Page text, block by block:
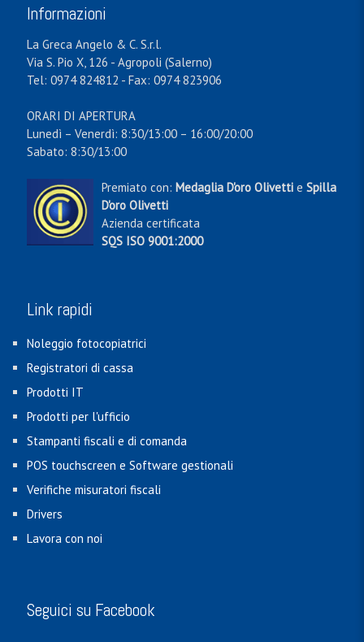
Informazioni
La Greca Angelo & C. S.r.l.
Via S. Pio X, 126 - Agropoli (Salerno)
Tel: 0974 824812 - Fax: 0974 823906
ORARI DI APERTURA
Lunedì – Venerdì: 8:30/13:00 – 16:00/20:00
Sabato: 8:30/13:00
Premiato con: Medaglia D'oro Olivetti e Spilla
D'oro Olivetti
Azienda certificata
SQS ISO 9001:2000
Link rapidi
Noleggio fotocopiatrici
Registratori di cassa
Prodotti IT
Prodotti per l'ufficio
Stampanti fiscali e di comanda
POS touchscreen e Software gestionali
Verifiche misuratori fiscali
Drivers
Lavora con noi
Seguici su Facebook